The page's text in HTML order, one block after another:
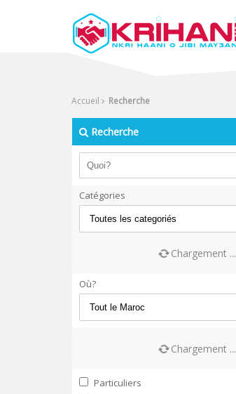
Accueil Recherche
Recherche
Catégories
Chargement ...
Où?
Chargement ...
Particuliers